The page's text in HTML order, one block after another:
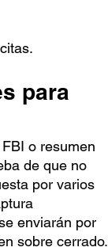
para
o resumen
de que no
por varios
enviarán por
sobre cerrado.